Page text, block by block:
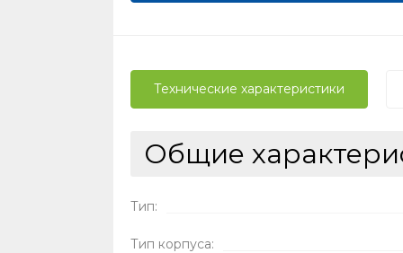
Технические характеристики
Общие
Тип:
Тип корпуса: